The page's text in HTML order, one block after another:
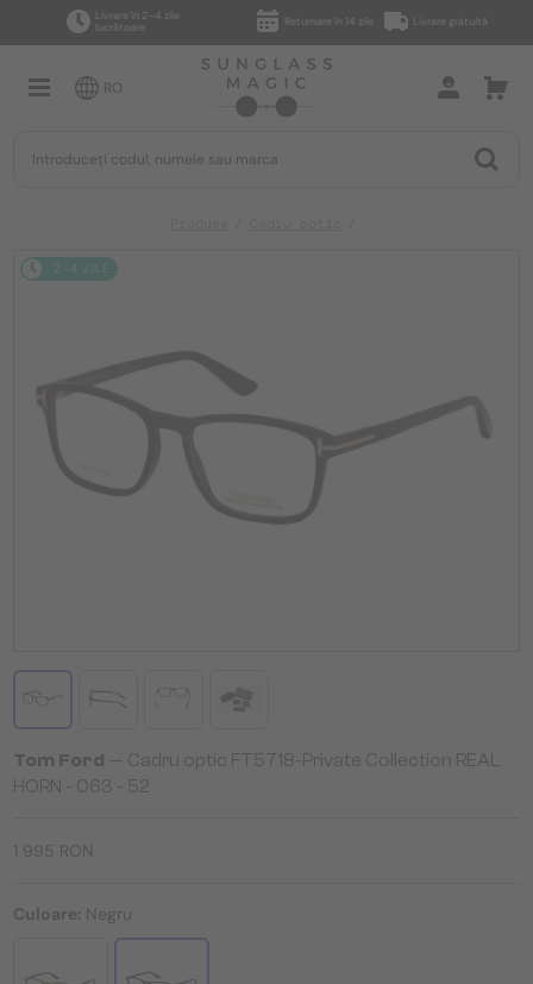
Livrare în 2–4 zile
lucrătoare
Returnare în 14 zile Livrare gratuită
RO
2-4 ZILE
Tom Ford — Cadru optic FT5718-Private Collection REAL
HORN - 063 - 52
1 995 RON
Culoare: Negru